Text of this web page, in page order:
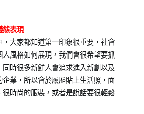
態表現
，大家都知道第一印象很重要，社會
人風格如何展現，我們會很希望要抓
時很多新鮮人會追求進入新創以及
業，所以會於履歷貼上生活照，面
很時尚的服裝，或者是說話要很輕鬆